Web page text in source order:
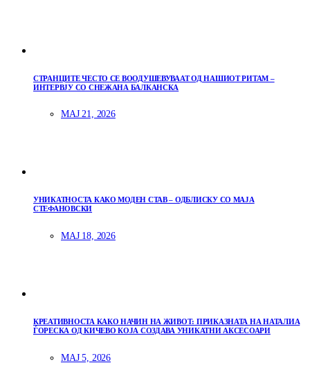
СТРАНЦИТЕ ЧЕСТО СЕ ВООДУШЕВУВААТ ОД НАШИОТ РИТАМ –
ИНТЕРВЈУ СО СНЕЖАНА БАЛКАНСКА
МАЈ 21, 2026
УНИКАТНОСТА КАКО МОДЕН СТАВ – ОДБЛИСКУ СО МАЈА
СТЕФАНОВСКИ
МАЈ 18, 2026
КРЕАТИВНОСТА КАКО НАЧИН НА ЖИВОТ: ПРИКАЗНАТА НА НАТАЛИА
ЃОРЕСКА ОД КИЧЕВО КОЈА СОЗДАВА УНИКАТНИ АКСЕСОАРИ
МАЈ 5, 2026